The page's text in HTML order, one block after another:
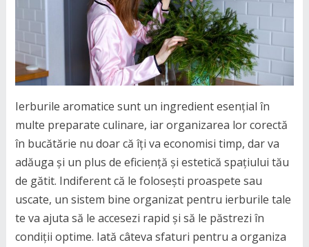
Ierburile aromatice sunt un ingredient esențial în
multe preparate culinare, iar organizarea lor corectă
în bucătărie nu doar că îți va economisi timp, dar va
adăuga și un plus de eficiență și estetică spațiului tău
de gătit. Indiferent că le folosești proaspete sau
uscate, un sistem bine organizat pentru ierburile tale
te va ajuta să le accesezi rapid și să le păstrezi în
condiții optime. Iată câteva sfaturi pentru a organiza